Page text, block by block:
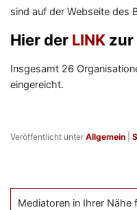
sind auf der Webseite des
Hier der LINK zur
Insgesamt 26
eingereicht.
Veröffentlicht unter Allgemein
Mediatoren in Ihrer Nähe